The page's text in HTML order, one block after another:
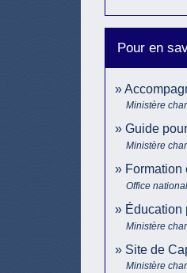
Pour en
Ministère
Guide
Ministère
Formation
Office
Éducation
Ministère
Site de
Ministère